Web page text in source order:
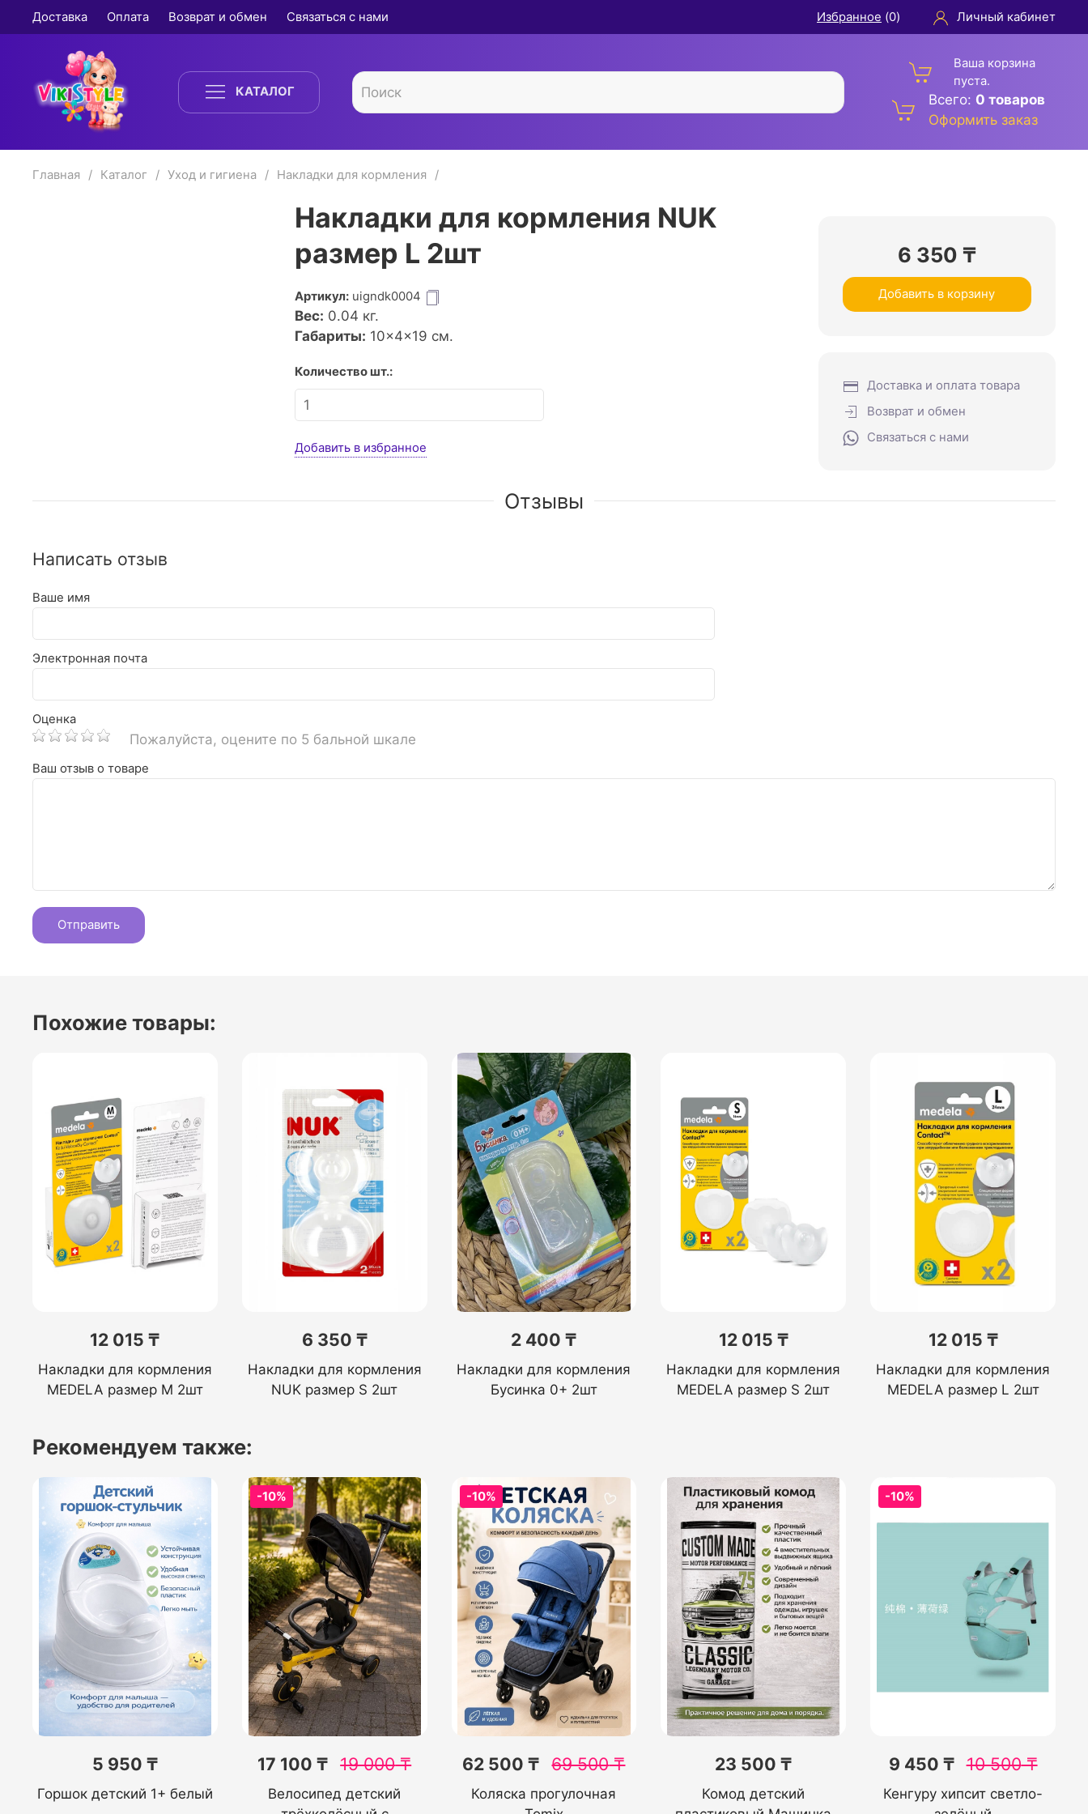
Доставка Оплата Возврат и обмен Связаться с нами Избранное (0) Личный кабинет
КАТАЛОГ
Ваша корзина
пуста.
Всего: 0 товаров
Оформить заказ
Главная Каталог Уход и гигиена Накладки для кормления
Накладки для кормления NUK
размер L 2шт
Артикул: uigndk0004
Вес: 0.04 кг.
Габариты: 10×4×19 см.
Количество шт.:
Добавить в избранное
6 350 ₸
Добавить в корзину
Доставка и оплата товара
Возврат и обмен
Связаться с нами
Отзывы
Написать отзыв
Ваше имя
Электронная почта
Оценка
Пожалуйста, оцените по 5 бальной шкале
Ваш отзыв о товаре
Похожие товары:
12 015 ₸
Накладки для кормления
MEDELA размер M 2шт
6 350 ₸
Накладки для кормления
NUK размер S 2шт
2 400 ₸
Накладки для кормления
Бусинка 0+ 2шт
12 015 ₸
Накладки для кормления
MEDELA размер S 2шт
12 015 ₸
Накладки для кормления
MEDELA размер L 2шт
Рекомендуем также:
5 950 ₸
Горшок детский 1+ белый
-10%
17 100 ₸ 19 000₸
Велосипед детский
-10%
62 500 ₸ 69 500₸
Коляска прогулочная
23 500 ₸
Комод детский
-10%
9 450 ₸ 10 500₸
Кенгуру хипсит светло-